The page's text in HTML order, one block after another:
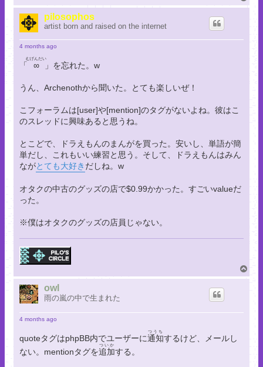
o
pilosophos
artist born and raised on the internet
4 months ago
「 ∞
むげんだい
」を忘れた。w
うん、Archenothから聞いた。とても楽しいぜ！
こフォーラムは[user]や[mention]のタグがないよね。彼はこ
のスレッドに興味あると思うね。
とこどで、ドラえもんのまんがを買った。安いし、単語が簡
単だし、これもいい練習と思う。そして、ドラえもんはみん
ながとても大好き だしね。w
オタクの中古のグッズの店で$0.99かかった。すごいvalueだ
った。
※僕はオタクのグッズの店員じゃない。
o
owl
雨の嵐の中で生まれた
4 months ago
quoteタグはphpBB内でユーザーに通知
つうち
するけど、メールし
ない。mentionタグを追加
ついか
する。